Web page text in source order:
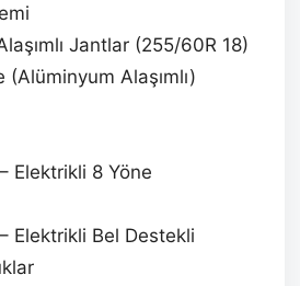
Jantlar (255/60R 18)
Alaşımlı)
Elektrikli 8 Yöne
Elektrikli Bel Destekli